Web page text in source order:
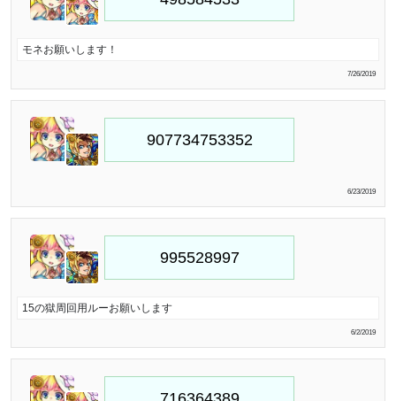
モネお願いします！
7/26/2019
6/23/2019
15の獄周回用ルーお願いします
6/2/2019